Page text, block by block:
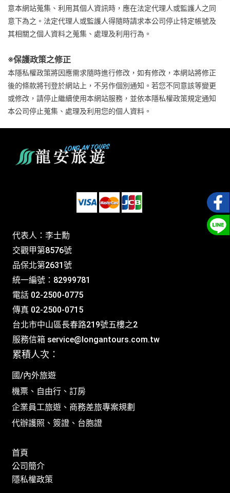
意本網站蒐集、利用其個人資訊時，應在法定代理人或監護人之同
意下為之。法定代理人或監護人得隨時請求本公司停止特定帳號及
其相關之個人資料之蒐集、處理及利用行為。
※保護政策之修正
本隱私權政策將因應需求隨時進行修改，如有修改，本網站將修正
後的條款將刊登於網站上，不另作個別通知。若您不同意該等變更
或修改，請停止繼續使用本網站服務，並依本隱私權政策規定通知
本公司停止蒐集、處理及利用您的個人資料。
代表人：李士勳
交觀甲第8576號
品保北第2631號
統一編號：82999781
電話 02-2500-0775
傳真 02-2500-0715
台北市中山區長春路219號五樓之2
服務信箱 service@longantours.com.tw
累積人次：
國/內外旅遊
機票、自由行、訂房
企業員工旅遊、商務差旅專案規劃
代辦護照、簽證、台胞證
首頁
公司簡介
隱私權政策